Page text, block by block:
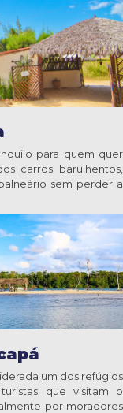
para quem quer
carros barulhentos,
sem perder a
um dos refúgios
que visitam o
por moradores